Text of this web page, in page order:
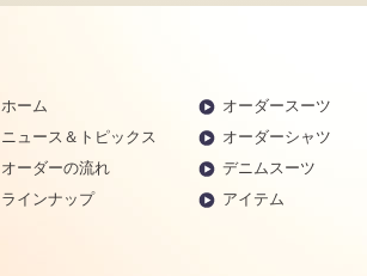
ホーム
ニュース＆トピックス
オーダーの流れ
ラインナップ
オーダースーツ
オーダーシャツ
デニムスーツ
アイテム